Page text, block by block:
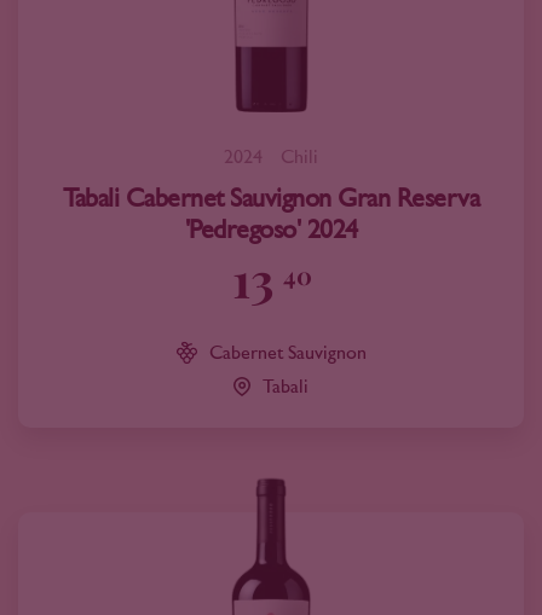
2024 Chili
Tabali Cabernet Sauvignon Gran Reserva
'Pedregoso' 2024
13 40
Cabernet Sauvignon
Tabali